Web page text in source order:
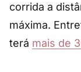
corrida a
máxima.
terá mais de